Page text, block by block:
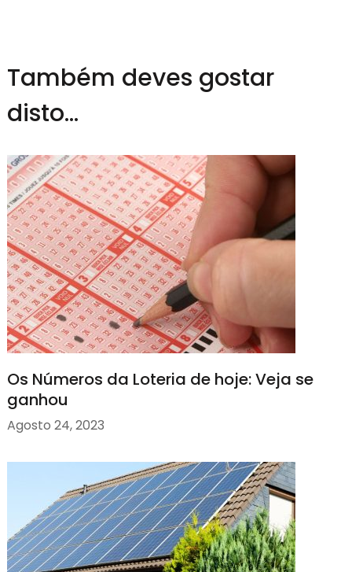
Também deves gostar
disto...
Os Números da Loteria de hoje: Veja se
ganhou
Agosto 24, 2023